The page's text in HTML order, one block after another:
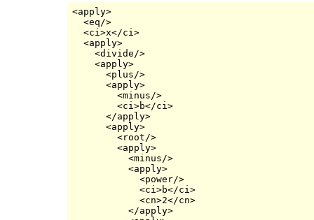
<apply>
  <eq/>
  <ci>x</ci>
  <apply>
    <divide/>
    <apply>
      <plus/>
      <apply>
        <minus/>
        <ci>b</ci>
      </apply>
      <apply>
        <root/>
        <apply>
          <minus/>
          <apply>
            <power/>
            <ci>b</ci>
            <cn>2</cn>
          </apply>